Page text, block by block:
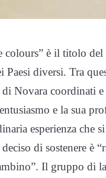
è il titolo
Paesi diversi. Tra
Novara coordinati
e la sua
esperienza che
di sostenere è
Il gruppo di